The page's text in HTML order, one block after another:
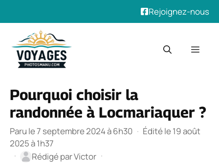
Rejoignez-nous
contenu
Pourquoi choisir la
randonnée à Locmariaquer ?
Paru le 7 septembre 2024 à 6h30 · Édité le 19 août
2025 à 1h37
·
Rédigé parVictor ·